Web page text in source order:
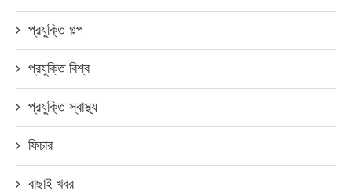
প্রযুক্তি গল্প
প্রযুক্তি বিশ্ব
প্রযুক্তি স্বাস্থ্য
ফিচার
বাছাই খবর